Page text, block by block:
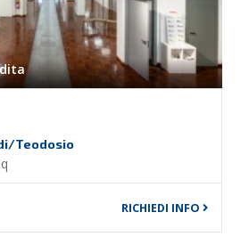
Teodosio
RICHIEDI INFO